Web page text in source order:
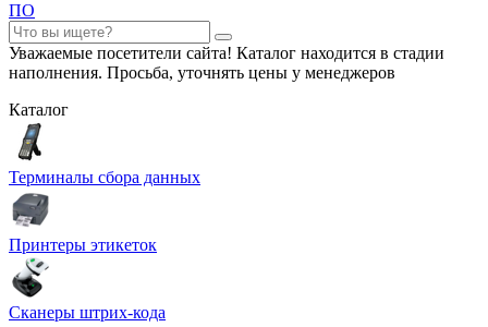
ПО
Уважаемые посетители сайта! Каталог находится в стадии
наполнения. Просьба, уточнять цены у менеджеров
Каталог
Терминалы сбора данных
Принтеры этикеток
Сканеры штрих-кода